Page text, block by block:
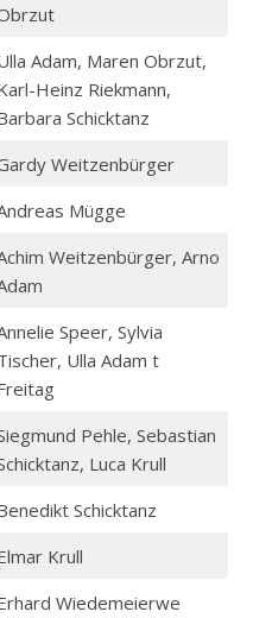
Adam, Maren Obrzut,
Heinz Riekmann,
Schicktanz
Weitzenbürger
Mügge
Weitzenbürger, Arno
Speer, Sylvia
Ulla Adam t
Pehle, Sebastian
Luca Krull
Schicktanz
Krull
Wiedemeierwe